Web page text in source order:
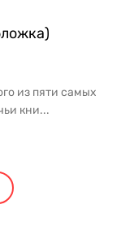
из пяти самых
кни...